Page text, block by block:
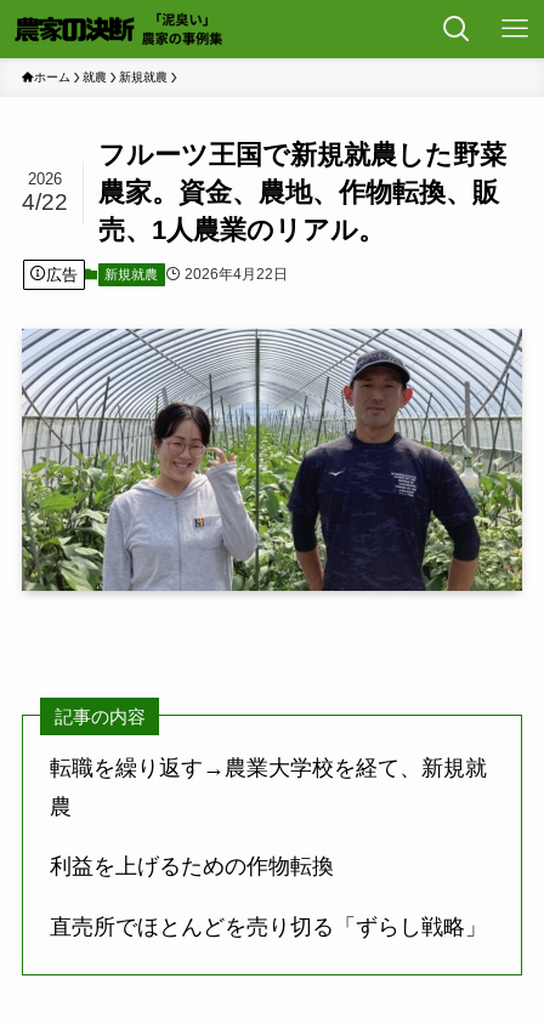
ホーム 就農 新規就農
フルーツ王国で新規就農した野菜
農家。資金、農地、作物転換、販
売、1人農業のリアル。
2026
4/22
広告 新規就農 2026年4月22日
記事の内容
転職を繰り返す→農業大学校を経て、新規就
農
利益を上げるための作物転換
直売所でほとんどを売り切る「ずらし戦略」